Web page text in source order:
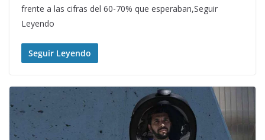
frente a las cifras del 60-70% que esperaban,Seguir
Leyendo
Seguir Leyendo